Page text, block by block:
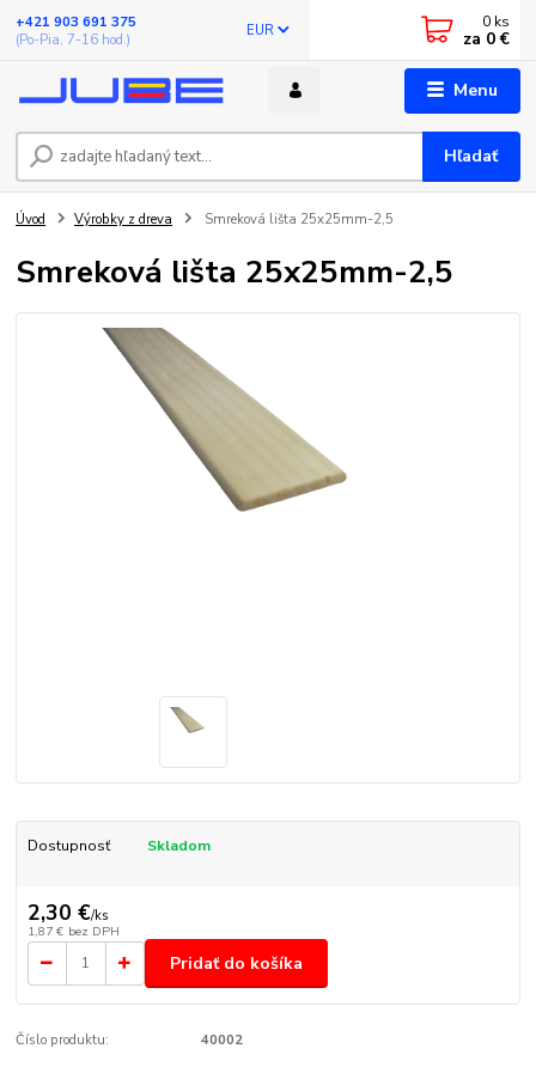
Menu
EUR
Hľadať
+421 903 691 375
(Po-Pia, 7-16 hod.)
0 ks
za 0 €
Úvod Výrobky z dreva Smreková lišta 25x25mm-2,5
Smreková lišta 25x25mm-2,5
Dostupnosť Skladom
2,30 €/ks
1,87 € bez DPH
Pridať do košíka
Číslo produktu: 40002